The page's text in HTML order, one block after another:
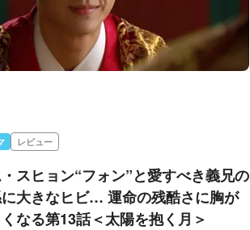
レビュー
スヒョン“フォン”と愛すべき義兄の
大きなヒビ… 運命の残酷さに胸が
なる第13話＜太陽を抱く月＞